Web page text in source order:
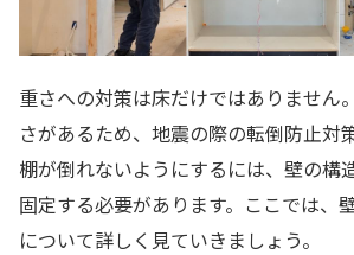
重さへの対策は床だけではありません
さがあるため、地震の際の転倒防止対
棚が倒れないようにするには、壁の構
固定する必要があります。ここでは、
について詳しく見ていきましょう。